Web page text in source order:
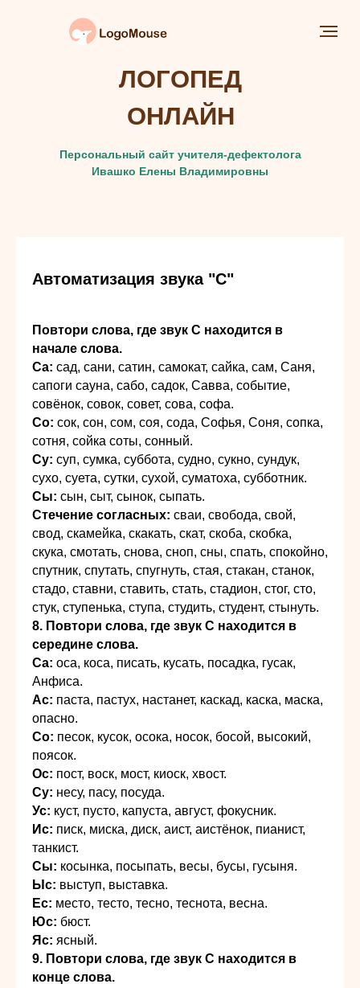
ЛОГОПЕД
ОНЛАЙН
Персональный сайт учителя-дефектолога
Ивашко Елены Владимировны
Автоматизация звука "С"
Повтори слова, где звук С находится в
начале слова.
Са: сад, сани, сатин, самокат, сайка, сам, Саня,
сапоги сауна, сабо, садок, Савва, событие,
совёнок, совок, со­вет, сова, софа.
Со: сок, сон, сом, соя, сода, Софья, Соня, сопка,
сотня, сойка соты, сонный.
Су: суп, сумка, суббота, судно, сукно, сундук,
сухо, суета, сутки, сухой, суматоха, субботник.
Сы: сын, сыт, сынок, сыпать.
Стечение согласных: сваи, свобода, свой,
свод, скамейка, ска­кать, скат, скоба, скобка,
скука, смотать, снова, сноп, сны, спать, спокойно,
спутник, спутать, спугнуть, стая, стакан, станок,
стадо, ставни, ставить, стать, стадион, стог, сто,
стук, ступенька, ступа, студить, студент, стынуть.
8. Повтори слова, где звук С находится в
середине слова.
Са: оса, коса, писать, кусать, посадка, гусак,
Анфиса.
Ас: паста, пастух, настанет, каскад, каска, маска,
опасно.
Со: песок, кусок, осока, носок, босой, высокий,
поясок.
Ос: пост, воск, мост, киоск, хвост.
Су: несу, пасу, посуда.
Ус: куст, пусто, капуста, август, фокусник.
Ис: писк, миска, диск, аист, аистёнок, пианист,
танкист.
Сы: косынка, посыпать, весы, бусы, гусыня.
Ыс: выступ, выставка.
Ес: место, тесто, тесно, теснота, весна.
Юс: бюст.
Яс: ясный.
9. Повтори слова, где звук С находится в
конце слова.